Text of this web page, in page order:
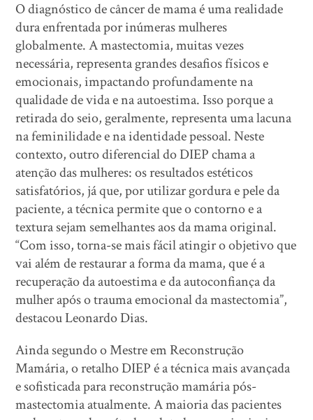
O diagnóstico de câncer de mama é uma realidade
dura enfrentada por inúmeras mulheres
globalmente. A mastectomia, muitas vezes
necessária, representa grandes desafios físicos e
emocionais, impactando profundamente na
qualidade de vida e na autoestima. Isso porque a
retirada do seio, geralmente, representa uma lacuna
na feminilidade e na identidade pessoal. Neste
contexto, outro diferencial do DIEP chama a
atenção das mulheres: os resultados estéticos
satisfatórios, já que, por utilizar gordura e pele da
paciente, a técnica permite que o contorno e a
textura sejam semelhantes aos da mama original.
“Com isso, torna-se mais fácil atingir o objetivo que
vai além de restaurar a forma da mama, que é a
recuperação da autoestima e da autoconfiança da
mulher após o trauma emocional da mastectomia”,
destacou Leonardo Dias.
Ainda segundo o Mestre em Reconstrução
Mamária, o retalho DIEP é a técnica mais avançada
e sofisticada para reconstrução mamária pós-
mastectomia atualmente. A maioria das pacientes